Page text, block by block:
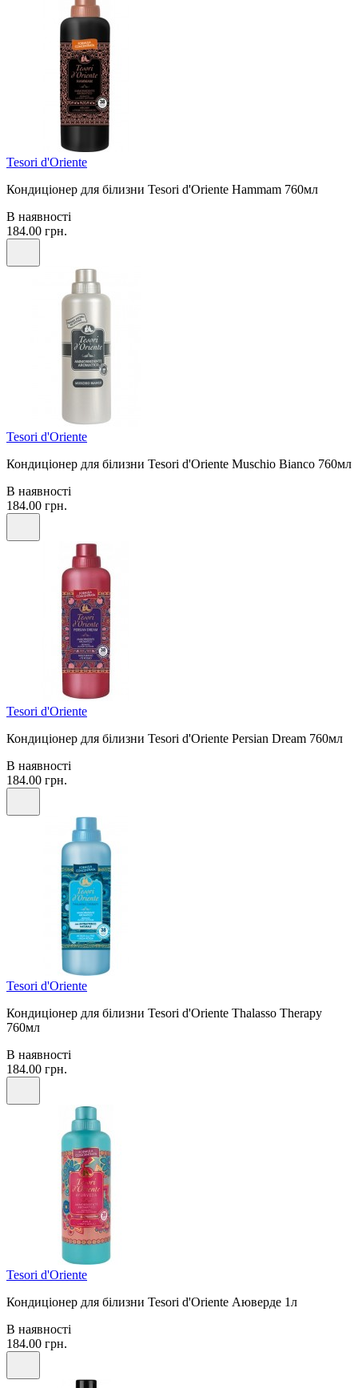
Tesori d'Oriente
Кондиціонер для білизни Tesori d'Oriente Hammam 760мл
В наявності
184.00 грн.
Tesori d'Oriente
Кондиціонер для білизни Tesori d'Oriente Muschio Bianco 760мл
В наявності
184.00 грн.
Tesori d'Oriente
Кондиціонер для білизни Tesori d'Oriente Persian Dream 760мл
В наявності
184.00 грн.
Tesori d'Oriente
Кондиціонер для білизни Tesori d'Oriente Thalasso Therapy
760мл
В наявності
184.00 грн.
Tesori d'Oriente
Кондиціонер для білизни Tesori d'Oriente Аюверде 1л
В наявності
184.00 грн.